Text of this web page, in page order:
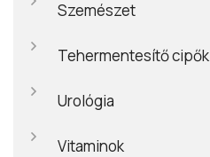
Szemészet
Tehermentesítő cipők
Urológia
Vitaminok